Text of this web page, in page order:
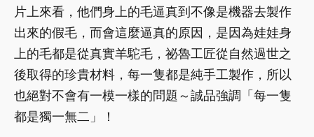
片上來看，他們身上的毛逼真到不像是機器去製作
出來的假毛，而會這麼逼真的原因，是因為娃娃身
上的毛都是從真實羊駝毛，祕魯工匠從自然過世之
後取得的珍貴材料，每一隻都是純手工製作，所以
也絕對不會有一模一樣的問題～誠品強調「每一隻
都是獨一無二」！